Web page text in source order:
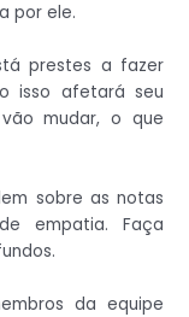
por ele.
prestes a fazer
isso afetará seu
mudar, o que
sobre as notas
empatia. Faça
da equipe